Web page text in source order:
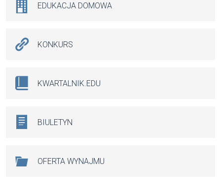
EDUKACJA DOMOWA
KONKURS
KWARTALNIK.EDU
BIULETYN
OFERTA WYNAJMU